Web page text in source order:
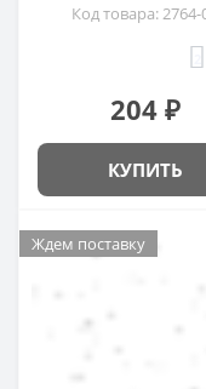
Код товара: 2764-
204 ₽
КУПИТЬ
Ждем поставку
Ждем поставку